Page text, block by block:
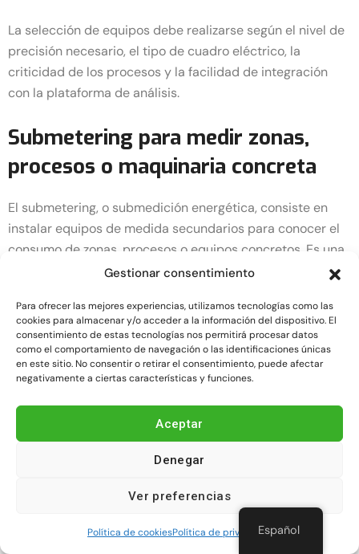
Gestionar consentimiento
Para ofrecer las mejores experiencias, utilizamos tecnologías como las
cookies para almacenar y/o acceder a la información del dispositivo. El
consentimiento de estas tecnologías nos permitirá procesar datos
como el comportamiento de navegación o las identificaciones únicas
en este sitio. No consentir o retirar el consentimiento, puede afectar
negativamente a ciertas características y funciones.
Aceptar
Denegar
Ver preferencias
Política de cookiesPolítica de privacidad
La selección de equipos debe realizarse según el nivel de
precisión necesario, el tipo de cuadro eléctrico, la
criticidad de los procesos y la facilidad de integración
con la plataforma de análisis.
Submetering para medir zonas,
procesos o maquinaria concreta
El submetering, o submedición energética, consiste en
instalar equipos de medida secundarios para conocer el
consumo de zonas, procesos o equipos concretos. Es una
práctica muy útil cuando el consumo global no permite
Por ejemplo, una empresa puede medir de forma
separada el consumo de una línea de producción, un
sistema de climatización, una sala técnica, un compresor,
Esta desagregación permite tomar decisiones mucho más
precisas. En lugar de saber únicamente que la instalación
instalación está generando el problema.
Plataforma de datos, dashboards,
Español